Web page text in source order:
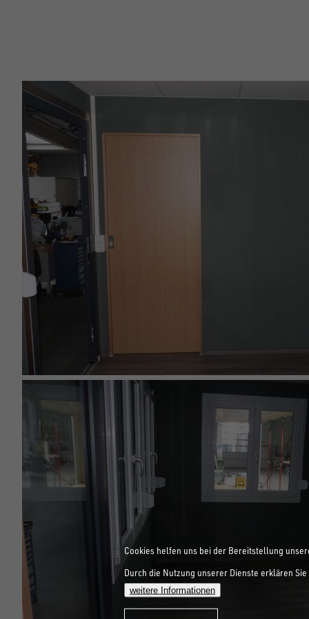
Cookies helfen uns bei der Bereitstellung
Durch die Nutzung unserer Dienste erklären
weitere Informationen